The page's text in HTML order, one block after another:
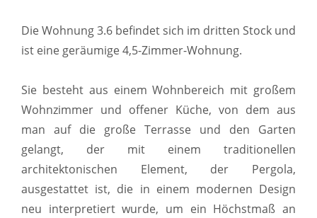
Die Wohnung 3.6 befindet sich im dritten Stock und
ist eine geräumige 4,5-Zimmer-Wohnung.
Sie besteht aus einem Wohnbereich mit großem
Wohnzimmer und offener Küche, von dem aus
man auf die große Terrasse und den Garten
gelangt, der mit einem traditionellen
architektonischen Element, der Pergola,
ausgestattet ist, die in einem modernen Design
neu interpretiert wurde, um ein Höchstmaß an